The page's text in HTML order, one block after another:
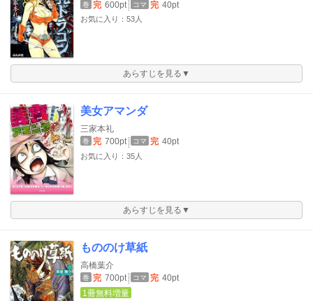
巻 完 600pt コマ 完 40pt
お気に入り：53人
あらすじを見る▼
美女アマンダ
三家本礼
巻 完 700pt コマ 完 40pt
お気に入り：35人
あらすじを見る▼
もののけ草紙
高橋葉介
巻 完 700pt コマ 完 40pt
1冊無料増量